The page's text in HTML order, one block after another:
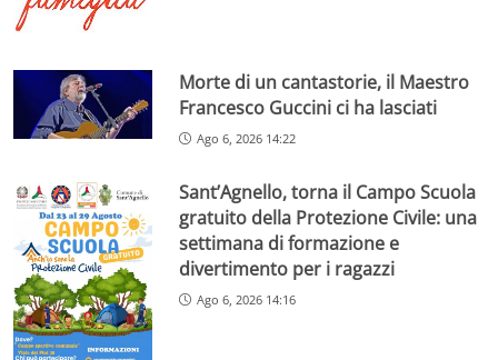
Morte di un cantastorie, il Maestro
Francesco Guccini ci ha lasciati
Ago 6, 2026 14:22
Sant’Agnello, torna il Campo Scuola
gratuito della Protezione Civile: una
settimana di formazione e
divertimento per i ragazzi
Ago 6, 2026 14:16